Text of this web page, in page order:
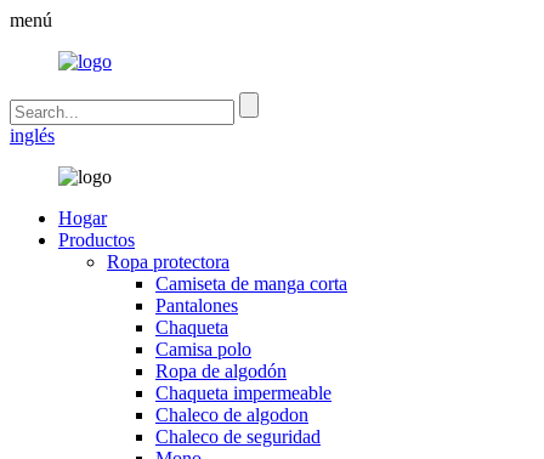
menú
inglés
Hogar
Productos
Ropa protectora
Camiseta de manga corta
Pantalones
Chaqueta
Camisa polo
Ropa de algodón
Chaqueta impermeable
Chaleco de algodon
Chaleco de seguridad